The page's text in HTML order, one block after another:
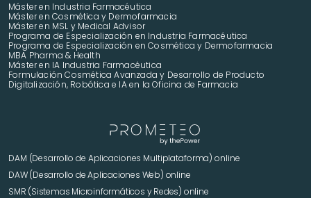
Máster en Industria Farmacéutica
Máster en Cosmética y Dermofarmacia
Máster en MSL y Medical Advisor
Programa de Especialización en Industria Farmacéutica
Programa de Especialización en Cosmética y Dermofarmacia
MBA Pharma & Health
Máster en IA Industria Farmacéutica
Formulación Cosmética Avanzada y Desarrollo de Producto
Digitalización, Robótica e IA en la Oficina de Farmacia
DAM (Desarrollo de Aplicaciones Multiplataforma) online
DAW (Desarrollo de Aplicaciones Web) online
SMR (Sistemas Microinformáticos y Redes) online